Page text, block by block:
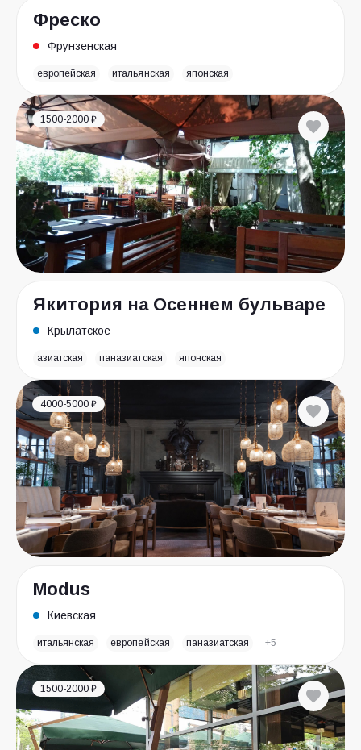
Фреско
Фрунзенская
европейская итальянская японская
1500-2000 ₽
Якитория на Осеннем бульваре
Крылатское
азиатская паназиатская японская
4000-5000 ₽
Modus
Киевская
итальянская европейская паназиатская +5
1500-2000 ₽